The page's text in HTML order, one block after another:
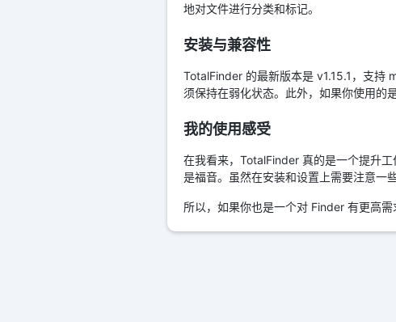
地对文件进行分类和标记。
安装与兼容性
TotalFinder 的最新版本是 v1.15.1，支持
须保持在弱化状态。此外，如果你使用的
我的使用感受
在我看来，TotalFinder 真的是一个提升
是福音。虽然在安装和设置上需要注意一
所以，如果你也是一个对 Finder 有更高